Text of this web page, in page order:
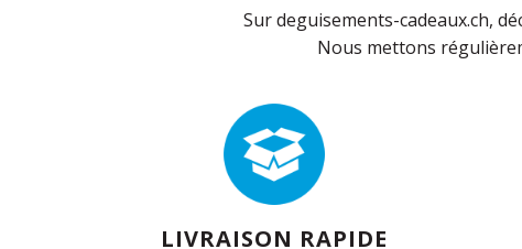
Sur deguisements-cadeaux.ch,
Nous mettons
LIVRAISON RAPIDE